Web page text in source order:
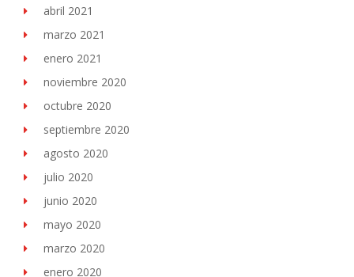
abril 2021
marzo 2021
enero 2021
noviembre 2020
octubre 2020
septiembre 2020
agosto 2020
julio 2020
junio 2020
mayo 2020
marzo 2020
enero 2020